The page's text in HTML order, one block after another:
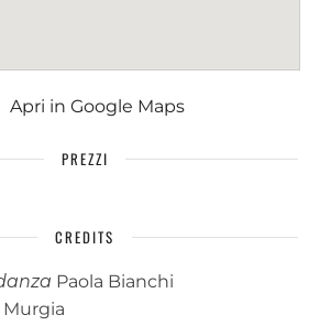
Apri in Google Maps
PREZZI
CREDITS
Paola Bianchi